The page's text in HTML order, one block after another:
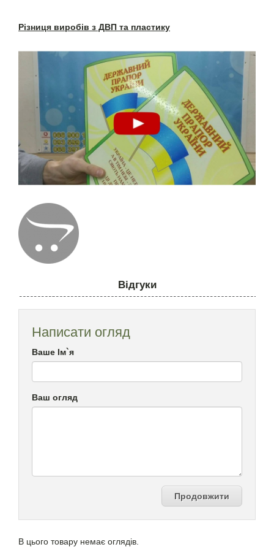
Різниця виробів з ДВП та пластику
Відгуки
Написати огляд
Ваше Ім`я
Ваш огляд
Продовжити
В цього товару немає оглядів.